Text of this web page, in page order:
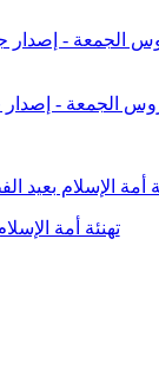
الجمعة - إصدار
تهنئة أمة